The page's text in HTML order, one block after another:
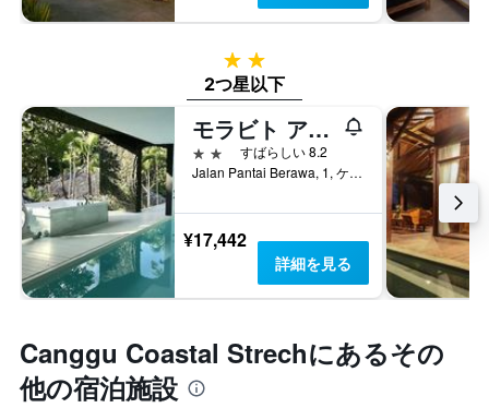
2つ星
2つ星以下
モラビト アート ヴィラ
2つ星
すばらしい 8.2
Jalan Pantai Berawa, 1, ケロボカン, インドネシア
¥17,442
詳細を見る
Canggu Coastal Strech​にあるその
他の宿泊施設